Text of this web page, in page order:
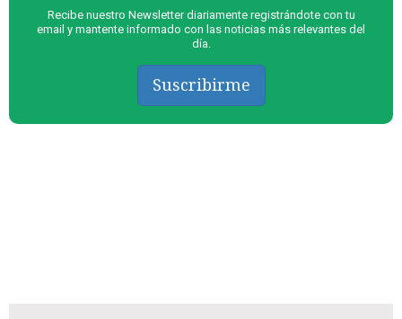
Recibe nuestro Newsletter diariamente registrándote con tu
email y mantente informado con las noticias más relevantes del
día.
Suscribirme